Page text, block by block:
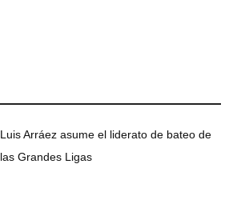
Luis Arráez asume el liderato de bateo de
las Grandes Ligas